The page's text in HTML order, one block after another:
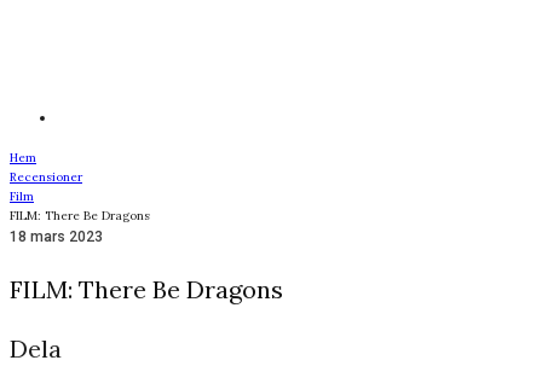
Hem
Recensioner
Film
FILM: There Be Dragons
18 mars 2023
FILM: There Be Dragons
Dela